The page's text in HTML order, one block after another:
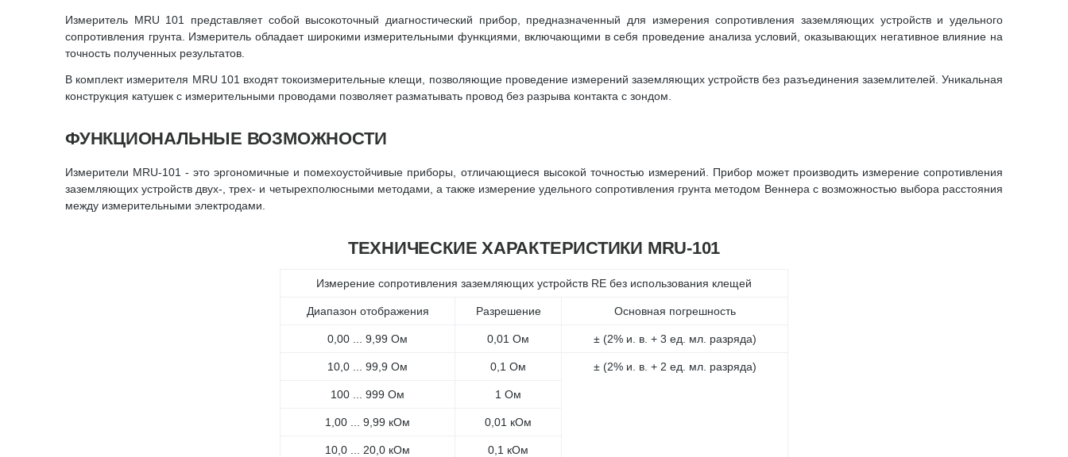
Измеритель MRU 101 представляет собой высокоточный диагностический прибор, предназначенный для измерения сопротивления заземляющих устройств и удельного
сопротивления грунта. Измеритель обладает широкими измерительными функциями, включающими в себя проведение анализа условий, оказывающих негативное влияние на
точность полученных результатов.
В комплект измерителя MRU 101 входят токоизмерительные клещи, позволяющие проведение измерений заземляющих устройств без разъединения заземлителей. Уникальная
конструкция катушек с измерительными проводами позволяет разматывать провод без разрыва контакта с зондом.
ФУНКЦИОНАЛЬНЫЕ ВОЗМОЖНОСТИ
Измерители MRU-101 - это эргономичные и помехоустойчивые приборы, отличающиеся высокой точностью измерений. Прибор может производить измерение сопротивления
заземляющих устройств двух-, трех- и четырехполюсными методами, а также измерение удельного сопротивления грунта методом Веннера с возможностью выбора расстояния
между измерительными электродами.
ТЕХНИЧЕСКИЕ ХАРАКТЕРИСТИКИ MRU-101
Измерение сопротивления заземляющих устройств RE без использования клещей
Диапазон отображения Разрешение Основная погрешность
0,00 ... 9,99 Ом 0,01 Ом ± (2% и. в. + 3 ед. мл. разряда)
10,0 ... 99,9 Ом 0,1 Ом ± (2% и. в. + 2 ед. мл. разряда)
100 ... 999 Ом 1 Ом
1,00 ... 9,99 кОм 0,01 кОм
10,0 ... 20,0 кОм 0,1 кОм